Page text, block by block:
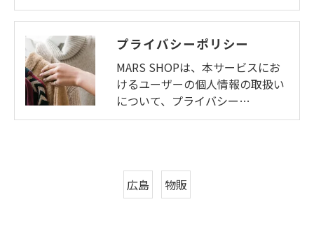
プライバシーポリシー
MARS SHOPは、本サービスにお
けるユーザーの個人情報の取扱い
について、プライバシー…
広島 物販